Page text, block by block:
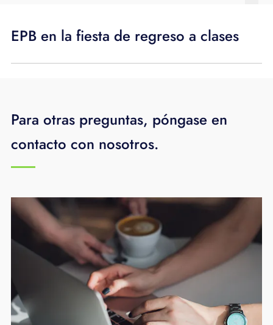
EPB en la fiesta de regreso a clases
Para otras preguntas, póngase en
contacto con nosotros.